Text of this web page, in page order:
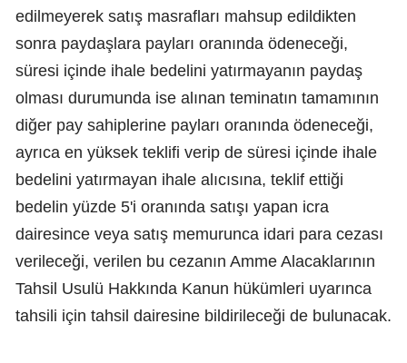
edilmeyerek satış masrafları mahsup edildikten
sonra paydaşlara payları oranında ödeneceği,
süresi içinde ihale bedelini yatırmayanın paydaş
olması durumunda ise alınan teminatın tamamının
diğer pay sahiplerine payları oranında ödeneceği,
ayrıca en yüksek teklifi verip de süresi içinde ihale
bedelini yatırmayan ihale alıcısına, teklif ettiği
bedelin yüzde 5'i oranında satışı yapan icra
dairesince veya satış memurunca idari para cezası
verileceği, verilen bu cezanın Amme Alacaklarının
Tahsil Usulü Hakkında Kanun hükümleri uyarınca
tahsili için tahsil dairesine bildirileceği de bulunacak.